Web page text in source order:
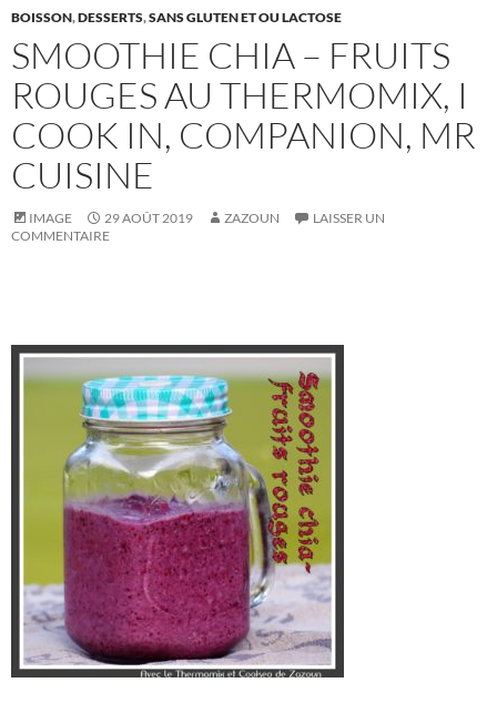
BOISSON,DESSERTS,SANS GLUTEN ET OU LACTOSE
SMOOTHIE CHIA – FRUITS
ROUGES AU THERMOMIX, I
COOK IN, COMPANION, MR
CUISINE
IMAGE 29 AOÛT 2019 ZAZOUN
LAISSER UN
COMMENTAIRE